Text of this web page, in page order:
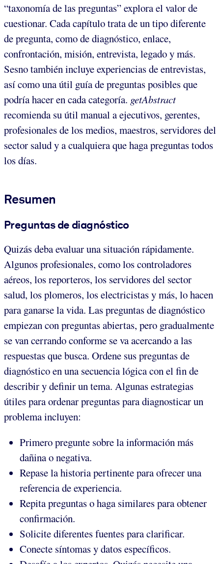
“taxonomía de las preguntas” explora el valor de
cuestionar. Cada capítulo trata de un tipo diferente
de pregunta, como de diagnóstico, enlace,
confrontación, misión, entrevista, legado y más.
Sesno también incluye experiencias de entrevistas,
así como una útil guía de preguntas posibles que
podría hacer en cada categoría. getAbstract
recomienda su útil manual a ejecutivos, gerentes,
profesionales de los medios, maestros, servidores del
sector salud y a cualquiera que haga preguntas todos
los días.
Resumen
Preguntas de diagnóstico
Quizás deba evaluar una situación rápidamente.
Algunos profesionales, como los controladores
aéreos, los reporteros, los servidores del sector
salud, los plomeros, los electricistas y más, lo hacen
para ganarse la vida. Las preguntas de diagnóstico
empiezan con preguntas abiertas, pero gradualmente
se van cerrando conforme se va acercando a las
respuestas que busca. Ordene sus preguntas de
diagnóstico en una secuencia lógica con el fin de
describir y definir un tema. Algunas estrategias
útiles para ordenar preguntas para diagnosticar un
problema incluyen:
Primero pregunte sobre la información más
dañina o negativa.
Repase la historia pertinente para ofrecer una
referencia de experiencia.
Repita preguntas o haga similares para obtener
confirmación.
Solicite diferentes fuentes para clarificar.
Conecte síntomas y datos específicos.